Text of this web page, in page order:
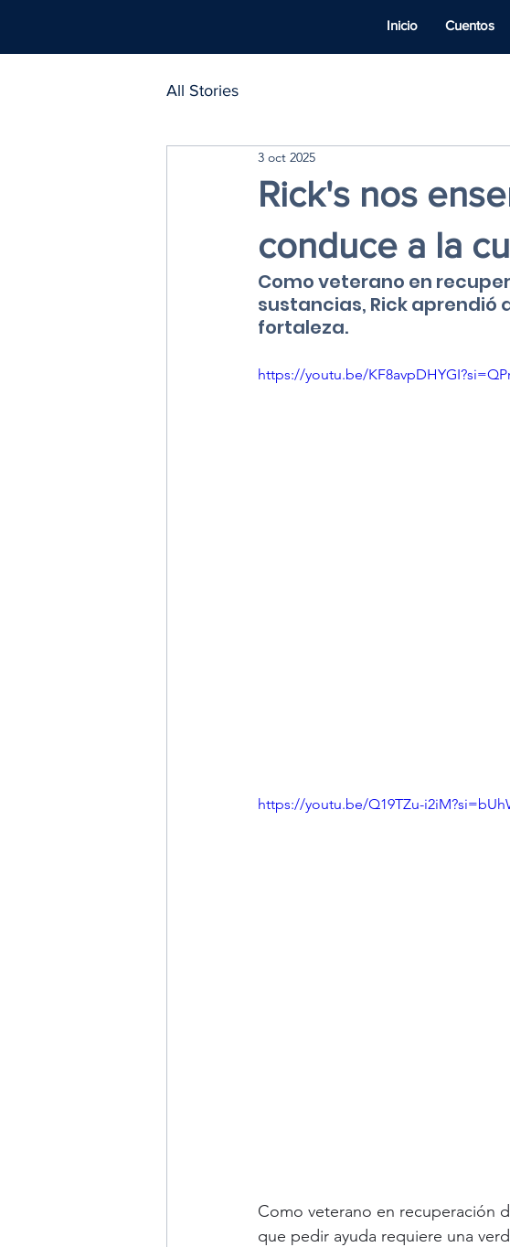
Inicio Cuentos
All Stories
Rick's nos
conduce a la
3 oct 2025
Como veterano en
sustancias, Rick aprendió
fortaleza.
https://youtu.be/
https://youtu.be/Q19TZu-
Como veterano en recuperación
que pedir ayuda requiere una